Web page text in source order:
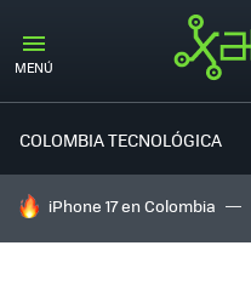
MENÚ
COLOMBIA TECNOLÓGICA
HOY SE HABLA DE
iPhone 17 en Colombia